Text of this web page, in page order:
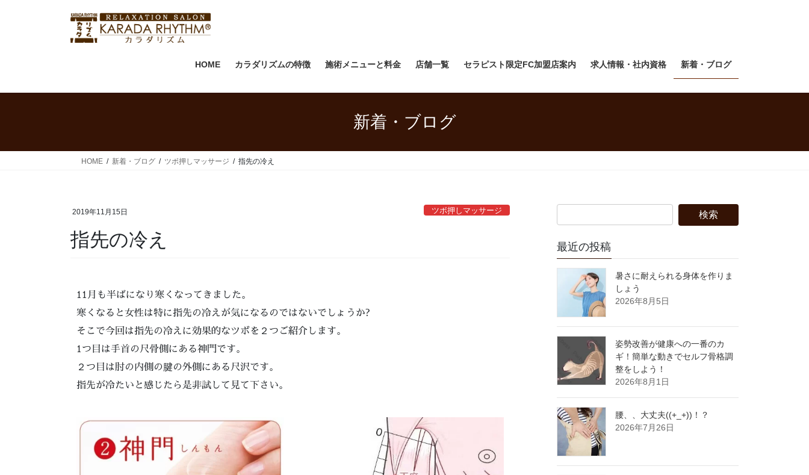
HOME カラダリズムの特徴 施術メニューと料金 店舗一覧 セラピスト限定FC加盟店案内 求人情報・社内資格 新着・ブログ
新着・ブログ
HOME 新着・ブログ ツボ押しマッサージ 指先の冷え
2019年11月15日 ツボ押しマッサージ
指先の冷え
11月も半ばになり寒くなってきました。
寒くなると女性は特に指先の冷えが気になるのではないでしょうか?
そこで今回は指先の冷えに効果的なツボを２つご紹介します。
1つ目は手首の尺骨側にある神門です。
２つ目は肘の内側の腱の外側にある尺沢です。
指先が冷たいと感じたら是非試して見て下さい。
最近の投稿
暑さに耐えられる身体を作りま
しょう
2026年8月5日
姿勢改善が健康への一番のカ
ギ！簡単な動きでセルフ骨格調
整をしよう！
2026年8月1日
腰、、大丈夫((+_+))！？
2026年7月26日